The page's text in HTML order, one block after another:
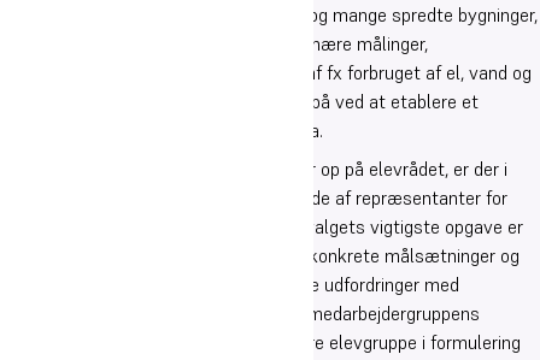
Skolerne har, bl.a af historiske årsager og mange spredte bygninger,
ikke hidtil været godt forberedt på elevnære målinger,
dataindsamlinger og anskueliggørelse af fx forbruget af el, vand og
varme. Dette er vi dog ved at råde bod på ved at etablere et
system for forbrugsmålinger, Energidata.
For at koble klima- og miljødagsordener op på elevrådet, er der i
2022 etableret et klimaudvalg bestående af repræsentanter for
elever, lærere, spisehus og ledelse. Udvalgets vigtigste opgave er
at definere, igangsætte og følge op på konkrete målsætninger og
aktiviteter. Bl.a. drøftes de relativt store udfordringer med
affaldssorteringen løbende. For at øge medarbejdergruppens
kompetencer ift. at inddrage den bredere elevgruppe i formulering